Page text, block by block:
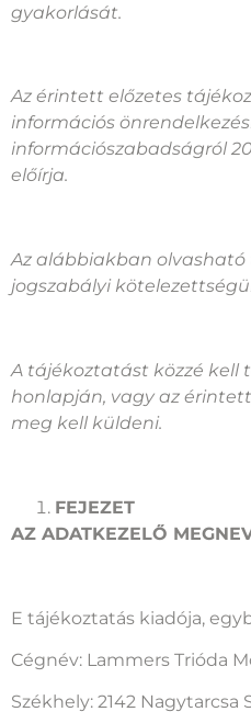
gyakorlását.
Az érintett előzetes
információs
információszabadságról
előírja.
Az alábbiakban
jogszabályi
A tájékoztatást közzé kell
honlapján, vagy az
meg kell küldeni.
FEJEZET
AZ ADATKEZELŐ
E tájékoztatás kiadója,
Cégnév: Lammers Trióda
Székhely: 2142 Nagytarcsa